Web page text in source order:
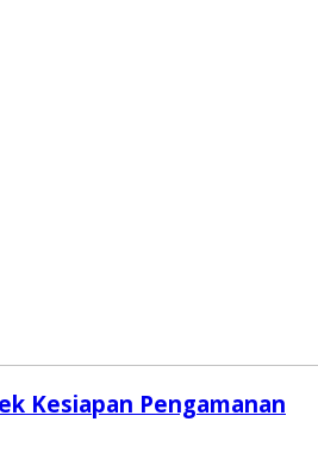
Kesiapan Pengamanan